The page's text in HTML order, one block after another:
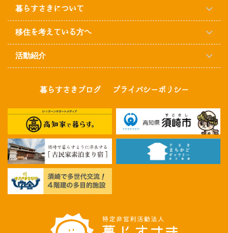
暮らすさきについて
移住を考えている方へ
活動紹介
暮らすさきブログ プライバシーポリシー